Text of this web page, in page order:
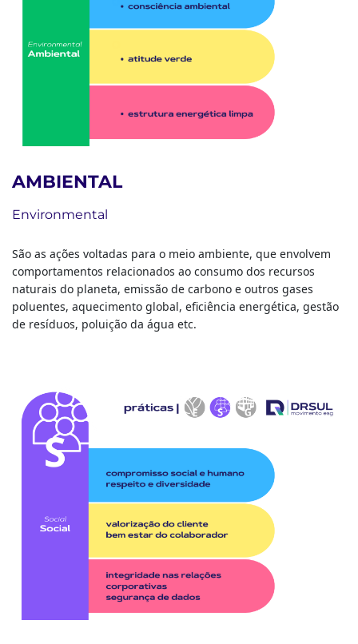
AMBIENTAL
Environmental
São as ações voltadas para o meio ambiente, que envolvem
comportamentos relacionados ao consumo dos recursos
naturais do planeta, emissão de carbono e outros gases
poluentes, aquecimento global, eficiência energética, gestão
de resíduos, poluição da água etc.